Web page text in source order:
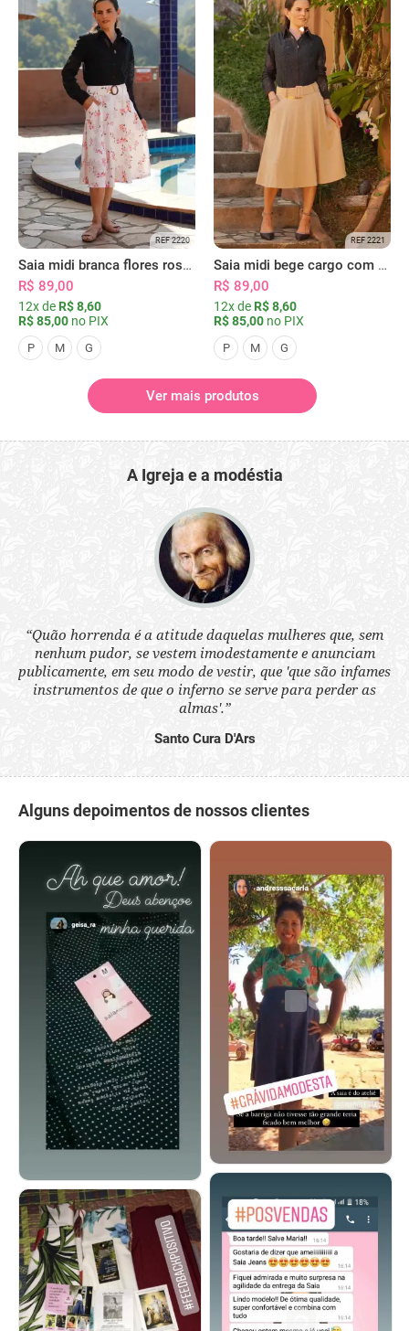
REF 2220
Saia midi branca flores rosas com bolsos
R$ 89,00
12x de R$ 8,60
R$ 85,00 no PIX
P M G
REF 2221
Saia midi bege cargo com bolsos
R$ 89,00
12x de R$ 8,60
R$ 85,00 no PIX
P M G
Ver mais produtos
A Igreja e a modéstia
“Quão horrenda é a atitude daquelas mulheres que, sem
nenhum pudor, se vestem imodestamente e anunciam
publicamente, em seu modo de vestir, que 'que são infames
instrumentos de que o inferno se serve para perder as
almas'.”
Santo Cura D'Ars
Alguns depoimentos de nossos clientes